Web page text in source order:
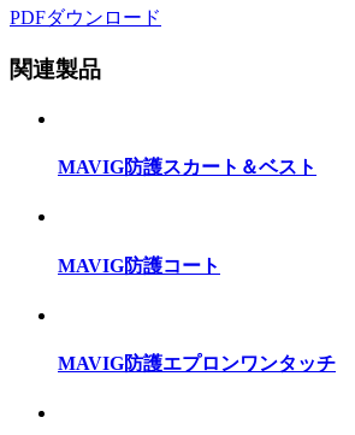
PDFダウンロード
関連製品
MAVIG防護スカート＆ベスト
MAVIG防護コート
MAVIG防護エプロンワンタッチ